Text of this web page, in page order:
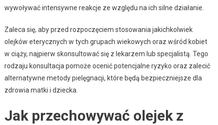
wywoływać intensywne reakcje ze względu na ich silne działanie.
Zaleca się, aby przed rozpoczęciem stosowania jakichkolwiek
olejków eterycznych w tych grupach wiekowych oraz wśród kobiet
w ciąży, najpierw skonsultować się z lekarzem lub specjalistą. Tego
rodzaju konsultacja pomoże ocenić potencjalne ryzyko oraz zalecić
alternatywne metody pielęgnacji, które będą bezpieczniejsze dla
zdrowia matki i dziecka.
Jak przechowywać olejek z